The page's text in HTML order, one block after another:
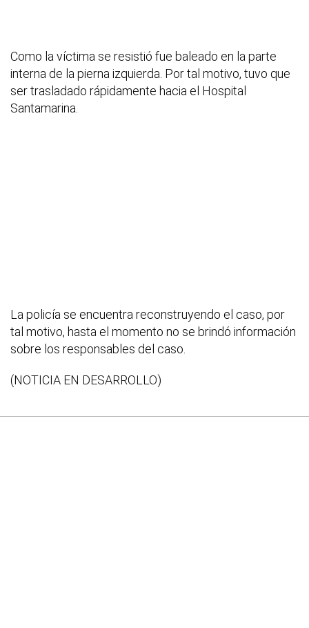
Como la víctima se resistió fue baleado en la parte
interna de la pierna izquierda. Por tal motivo, tuvo que
ser trasladado rápidamente hacia el Hospital
Santamarina.
La policía se encuentra reconstruyendo el caso, por
tal motivo, hasta el momento no se brindó información
sobre los responsables del caso.
(NOTICIA EN DESARROLLO)